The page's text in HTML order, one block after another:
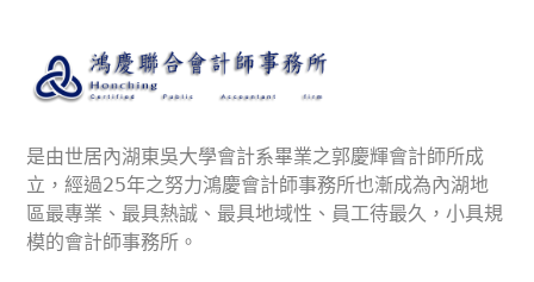
是由世居內湖東吳大學會計系畢業之郭慶輝會計師所成
立，經過25年之努力鴻慶會計師事務所也漸成為內湖地
區最專業、最具熱誠、最具地域性、員工待最久，小具規
模的會計師事務所。